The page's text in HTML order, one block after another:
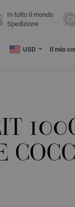
In tutto il mondo
Spedizione
USD Il mio